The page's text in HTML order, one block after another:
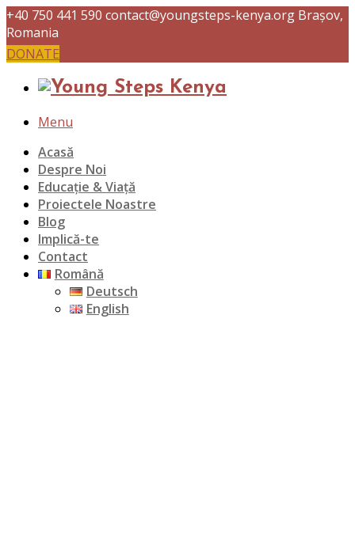
+40 750 441 590 contact@youngsteps-kenya.org Brașov,
Romania
DONATE
Menu
Acasă
Despre Noi
Educație & Viață
Proiectele Noastre
Blog
Implică-te
Contact
Română
Deutsch
English